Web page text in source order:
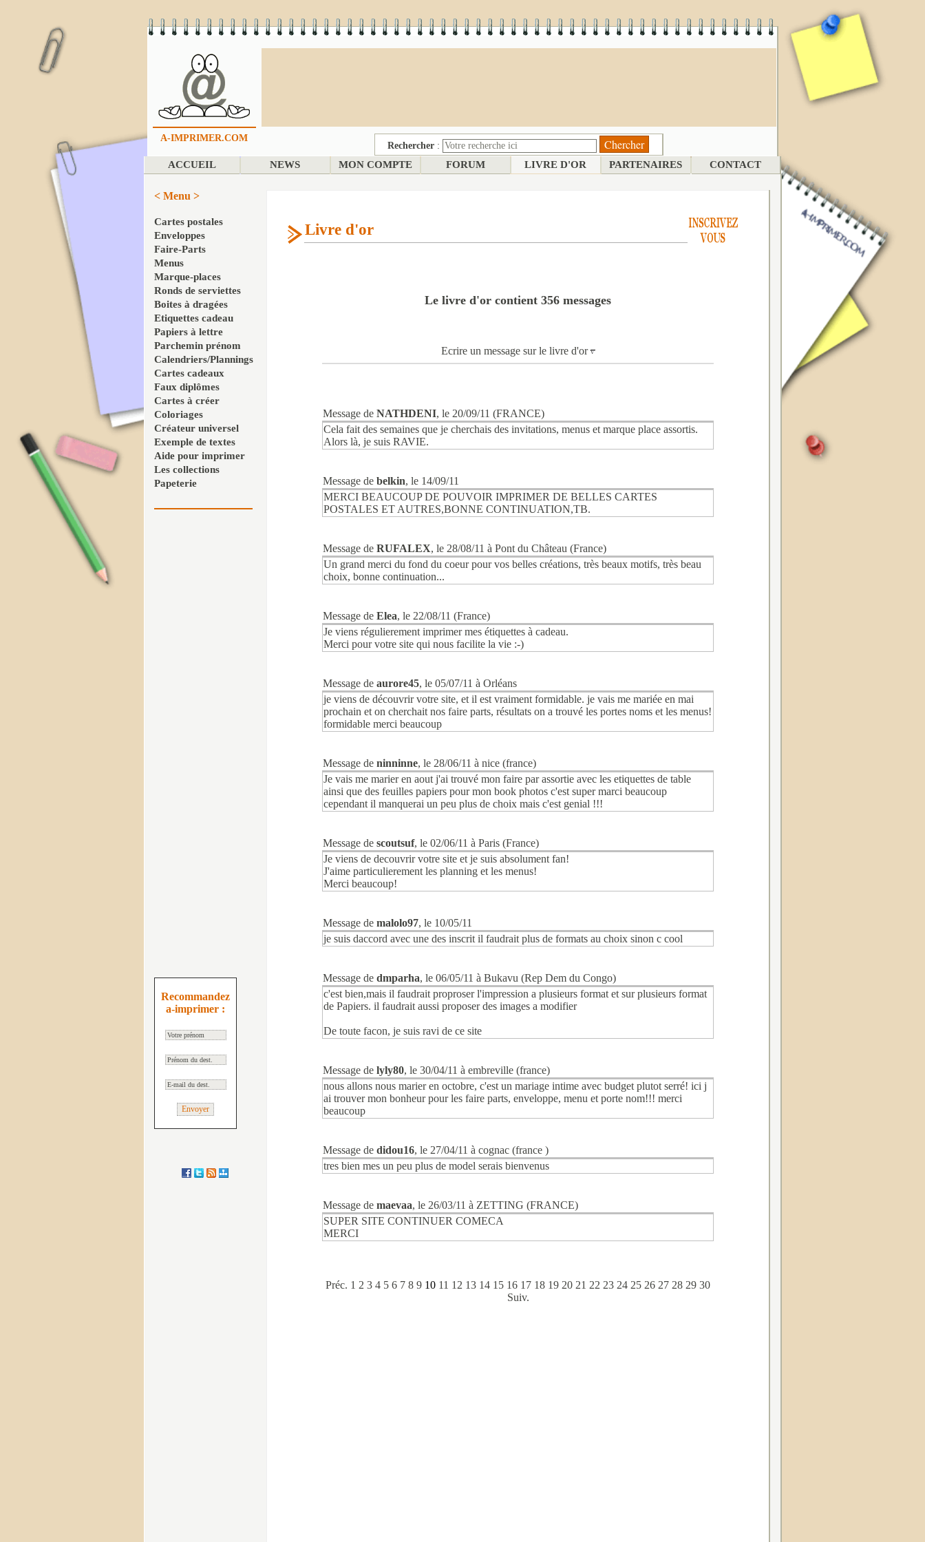
A-IMPRIMER.COM
Rechercher :
ACCUEIL NEWS MON COMPTE FORUM LIVRE D'OR PARTENAIRES CONTACT
< Menu >
Cartes postales
Enveloppes
Faire-Parts
Menus
Marque-places
Ronds de serviettes
Boites à dragées
Etiquettes cadeau
Papiers à lettre
Parchemin prénom
Calendriers/Plannings
Cartes cadeaux
Faux diplômes
Cartes à créer
Coloriages
Créateur universel
Exemple de textes
Aide pour imprimer
Les collections
Papeterie
Recommandez
a-imprimer :
Livre d'or
Le livre d'or contient 356 messages
Ecrire un message sur le livre d'or
Message de NATHDENI, le 20/09/11 (FRANCE)
Cela fait des semaines que je cherchais des invitations, menus et marque place assortis.
Alors là, je suis RAVIE.
Message de belkin, le 14/09/11
MERCI BEAUCOUP DE POUVOIR IMPRIMER DE BELLES CARTES
POSTALES ET AUTRES,BONNE CONTINUATION,TB.
Message de RUFALEX, le 28/08/11 à Pont du Château (France)
Un grand merci du fond du coeur pour vos belles créations, très beaux motifs, très beau
choix, bonne continuation...
Message de Elea, le 22/08/11 (France)
Je viens régulierement imprimer mes étiquettes à cadeau.
Merci pour votre site qui nous facilite la vie :-)
Message de aurore45, le 05/07/11 à Orléans
je viens de découvrir votre site, et il est vraiment formidable. je vais me mariée en mai
prochain et on cherchait nos faire parts, résultats on a trouvé les portes noms et les menus!
formidable merci beaucoup
Message de ninninne, le 28/06/11 à nice (france)
Je vais me marier en aout j'ai trouvé mon faire par assortie avec les etiquettes de table
ainsi que des feuilles papiers pour mon book photos c'est super marci beaucoup
cependant il manquerai un peu plus de choix mais c'est genial !!!
Message de scoutsuf, le 02/06/11 à Paris (France)
Je viens de decouvrir votre site et je suis absolument fan!
J'aime particulierement les planning et les menus!
Merci beaucoup!
Message de malolo97, le 10/05/11
je suis daccord avec une des inscrit il faudrait plus de formats au choix sinon c cool
Message de dmparha, le 06/05/11 à Bukavu (Rep Dem du Congo)
c'est bien,mais il faudrait proproser l'impression a plusieurs format et sur plusieurs format
de Papiers. il faudrait aussi proposer des images a modifier
De toute facon, je suis ravi de ce site
Message de lyly80, le 30/04/11 à embreville (france)
nous allons nous marier en octobre, c'est un mariage intime avec budget plutot serré! ici j
ai trouver mon bonheur pour les faire parts, enveloppe, menu et porte nom!!! merci
beaucoup
Message de didou16, le 27/04/11 à cognac (france )
tres bien mes un peu plus de model serais bienvenus
Message de maevaa, le 26/03/11 à ZETTING (FRANCE)
SUPER SITE CONTINUER COMECA
MERCI
Préc. 1 2 3 4 5 6 7 8 9 10 11 12 13 14 15 16 17 18 19 20 21 22 23 24 25 26 27 28 29 30
Suiv.